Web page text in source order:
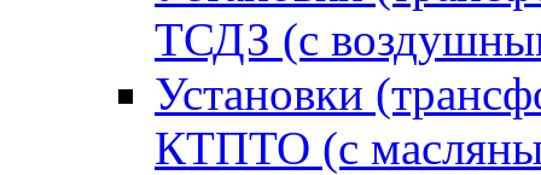
ТСДЗ (c
Установки
КТПТО (c